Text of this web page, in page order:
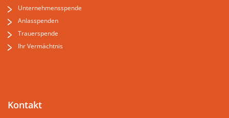
Unternehmensspende
Anlasspenden
Trauerspende
Ihr Vermächtnis
Kontakt